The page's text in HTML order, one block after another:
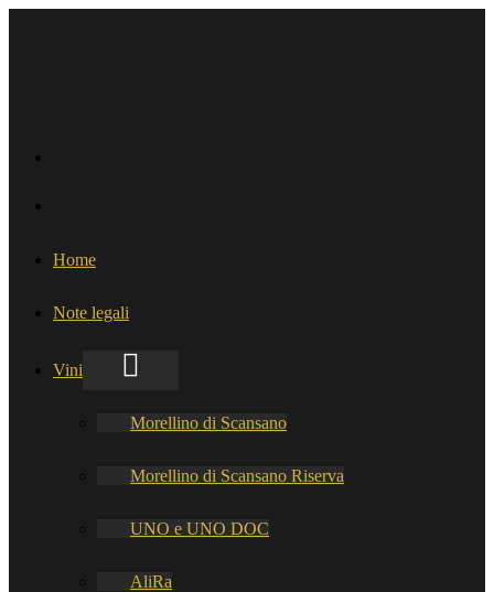
Home
Note legali
Vini
Morellino di Scansano
Morellino di Scansano Riserva
UNO e UNO DOC
AliRa